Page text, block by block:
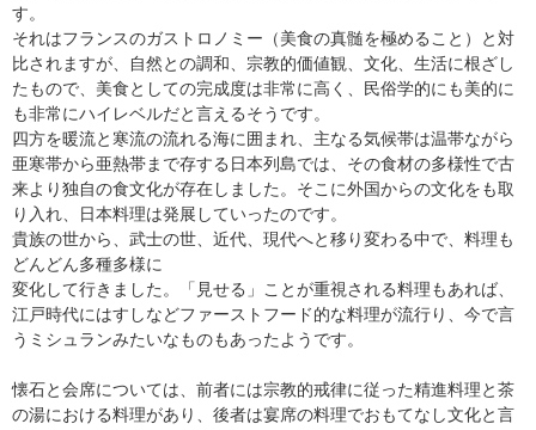
す。
それはフランスのガストロノミー（美食の真髄を極めること）と対
比されますが、自然との調和、宗教的価値観、文化、生活に根ざし
たもので、美食としての完成度は非常に高く、民俗学的にも美的に
も非常にハイレベルだと言えるそうです。
四方を暖流と寒流の流れる海に囲まれ、主なる気候帯は温帯ながら
亜寒帯から亜熱帯まで存する日本列島では、その食材の多様性で古
来より独自の食文化が存在しました。そこに外国からの文化をも取
り入れ、日本料理は発展していったのです。
貴族の世から、武士の世、近代、現代へと移り変わる中で、料理も
どんどん多種多様に
変化して行きました。「見せる」ことが重視される料理もあれば、
江戸時代にはすしなどファーストフード的な料理が流行り、今で言
うミシュランみたいなものもあったようです。
懐石と会席については、前者には宗教的戒律に従った精進料理と茶
の湯における料理があり、後者は宴席の料理でおもてなし文化と言